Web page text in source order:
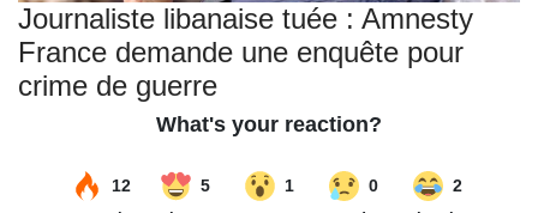
Journaliste libanaise tuée : Amnesty
France demande une enquête pour
crime de guerre